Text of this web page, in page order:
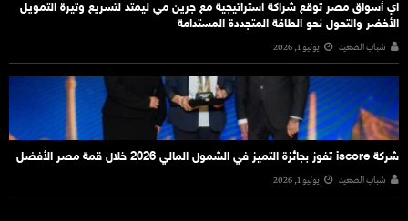
اي أسواق مصر توقع شراكة استراتيجية مع جرين مي ليمتد لتسريع وتيرة التمويل
الأخضر والتحول نحو الطاقة المتجددة المستدامة
شباب الصعيد يوليو 1, 2026
شركة iscore تفوز بجائزة التميز في الشمول المالي 2026 خلال قمة مصر الأفضل
شباب الصعيد يوليو 1, 2026